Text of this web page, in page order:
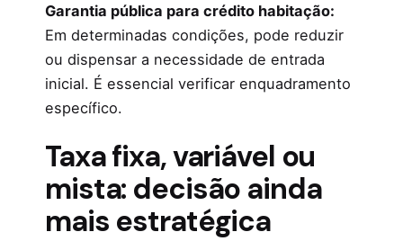
Garantia pública para crédito habitação:
Em determinadas condições, pode reduzir
ou dispensar a necessidade de entrada
inicial. É essencial verificar enquadramento
específico.
Taxa fixa, variável ou
mista: decisão ainda
mais estratégica